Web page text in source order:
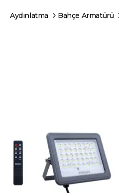
Aydınlatma Bahçe Armatürü